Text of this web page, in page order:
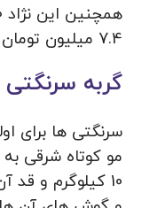
7.4 میلیون تومان قیمت دارد.
گربه سرنگتی
سرنگتی ها برای
مو کوتاه شرقی